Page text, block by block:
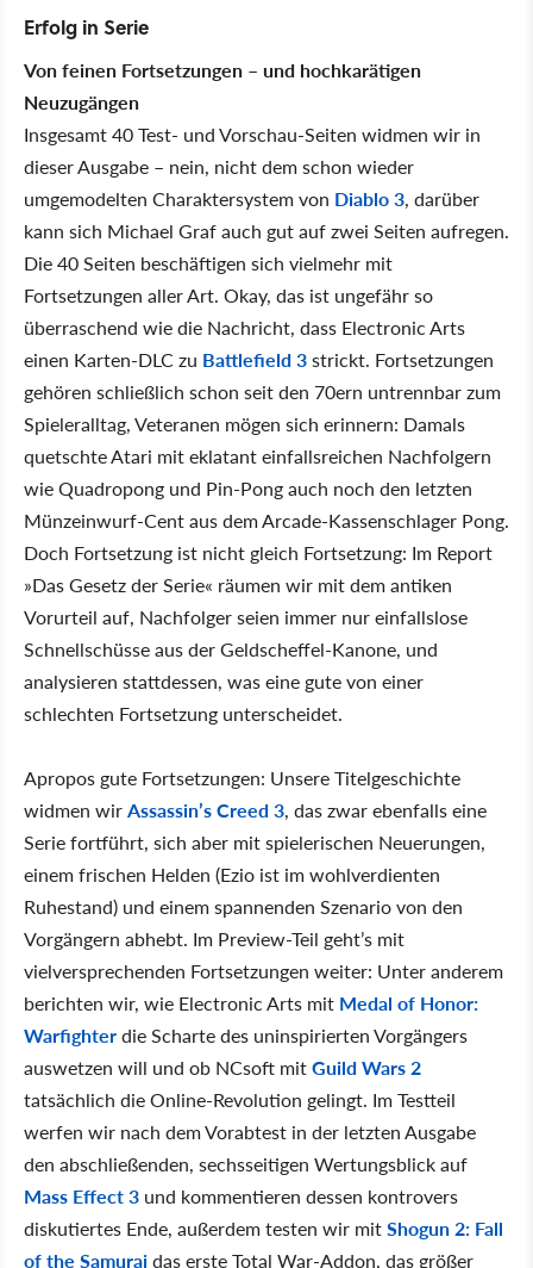
Erfolg in Serie
Von feinen Fortsetzungen – und hochkarätigen
Neuzugängen
Insgesamt 40 Test- und Vorschau-Seiten widmen wir in
dieser Ausgabe – nein, nicht dem schon wieder
umgemodelten Charaktersystem von Diablo 3, darüber
kann sich Michael Graf auch gut auf zwei Seiten aufregen.
Die 40 Seiten beschäftigen sich vielmehr mit
Fortsetzungen aller Art. Okay, das ist ungefähr so
überraschend wie die Nachricht, dass Electronic Arts
einen Karten-DLC zu Battlefield 3strickt. Fortsetzungen
gehören schließlich schon seit den 70ern untrennbar zum
Spieleralltag, Veteranen mögen sich erinnern: Damals
quetschte Atari mit eklatant einfallsreichen Nachfolgern
wie Quadropong und Pin-Pong auch noch den letzten
Münzeinwurf-Cent aus dem Arcade-Kassenschlager Pong.
Doch Fortsetzung ist nicht gleich Fortsetzung: Im Report
»Das Gesetz der Serie« räumen wir mit dem antiken
Vorurteil auf, Nachfolger seien immer nur einfallslose
Schnellschüsse aus der Geldscheffel-Kanone, und
analysieren stattdessen, was eine gute von einer
schlechten Fortsetzung unterscheidet.
Apropos gute Fortsetzungen: Unsere Titelgeschichte
widmen wirAssassin’s Creed 3, das zwar ebenfalls eine
Serie fortführt, sich aber mit spielerischen Neuerungen,
einem frischen Helden (Ezio ist im wohlverdienten
Ruhestand) und einem spannenden Szenario von den
Vorgängern abhebt. Im Preview-Teil geht’s mit
vielversprechenden Fortsetzungen weiter: Unter anderem
berichten wir, wie Electronic Arts mit Medal of Honor:
Warfighterdie Scharte des uninspirierten Vorgängers
auswetzen will und ob NCsoft mitGuild Wars 2
tatsächlich die Online-Revolution gelingt. Im Testteil
werfen wir nach dem Vorabtest in der letzten Ausgabe
den abschließenden, sechsseitigen Wertungsblick auf
Mass Effect 3 und kommentieren dessen kontrovers
diskutiertes Ende, außerdem testen wir mitShogun 2: Fall
of the Samuraidas erste Total War-Addon, das größer